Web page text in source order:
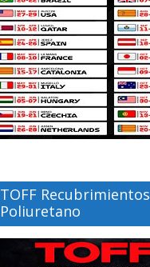
TOFF Recubrimientos
Poliuretano